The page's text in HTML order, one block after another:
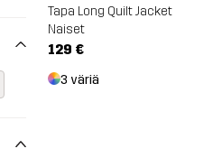
Tapa Long Quilt Jacket
Naiset
129 €
3 väriä